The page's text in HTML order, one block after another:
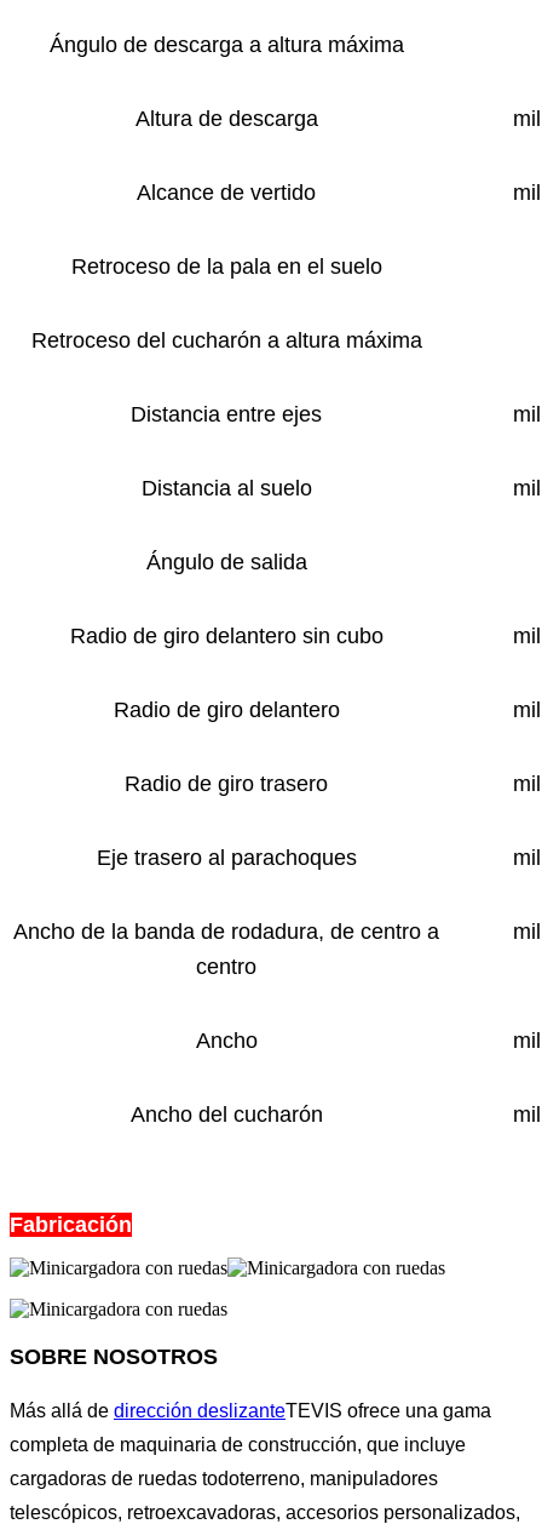
Ángulo de descarga a altura máxima
Altura de descarga
Alcance de vertido
Retroceso de la pala en el suelo
Retroceso del cucharón a altura máxima
Distancia entre ejes
Distancia al suelo
Ángulo de salida
Radio de giro delantero sin cubo
Radio de giro delantero
Radio de giro trasero
Eje trasero al parachoques
Ancho de la banda de rodadura, de centro a
centro
Ancho
Ancho del cucharón
Fabricación
SOBRE NOSOTROS
Más allá de dirección deslizanteTEVIS ofrece una gama
completa de maquinaria de construcción, que incluye
cargadoras de ruedas todoterreno, manipuladores
telescópicos, retroexcavadoras, accesorios personalizados,